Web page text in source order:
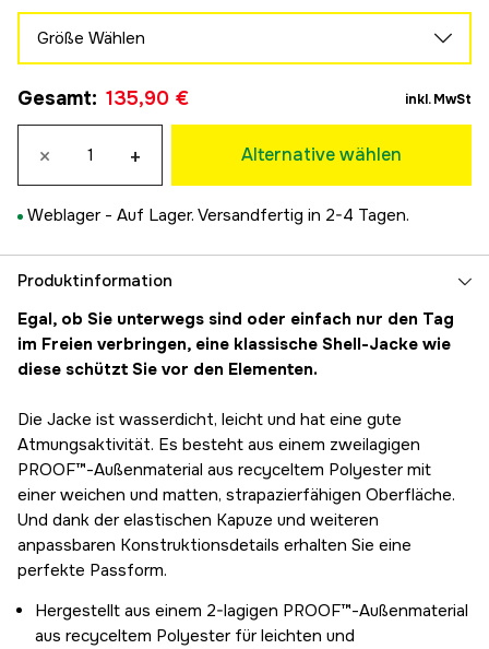
Größe Wählen
135,90 €
M
135,90 €
XL
135,90 €
Gesamt: 135,90 € inkl. MwSt
× + Alternative wählen
Weblager - Auf Lager. Versandfertig in 2-4 Tagen.
Produktinformation
Egal, ob Sie unterwegs sind oder einfach nur den Tag
im Freien verbringen, eine klassische Shell-Jacke wie
diese schützt Sie vor den Elementen.
Die Jacke ist wasserdicht, leicht und hat eine gute
Atmungsaktivität. Es besteht aus einem zweilagigen
PROOF™-Außenmaterial aus recyceltem Polyester mit
einer weichen und matten, strapazierfähigen Oberfläche.
Und dank der elastischen Kapuze und weiteren
anpassbaren Konstruktionsdetails erhalten Sie eine
perfekte Passform.
Hergestellt aus einem 2-lagigen PROOF™-Außenmaterial
aus recyceltem Polyester für leichten und